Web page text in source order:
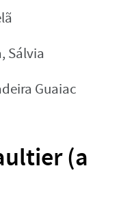
Sálvia
Guaiac
(a